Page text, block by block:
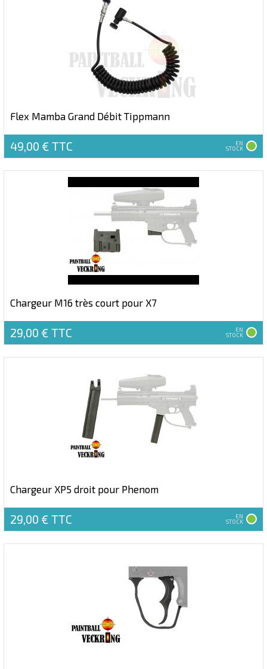
Flex Mamba Grand Débit Tippmann
49,00 € TTC EN
STOCK
Chargeur M16 très court pour X7
29,00 € TTC EN
STOCK
Chargeur XP5 droit pour Phenom
29,00 € TTC EN
STOCK